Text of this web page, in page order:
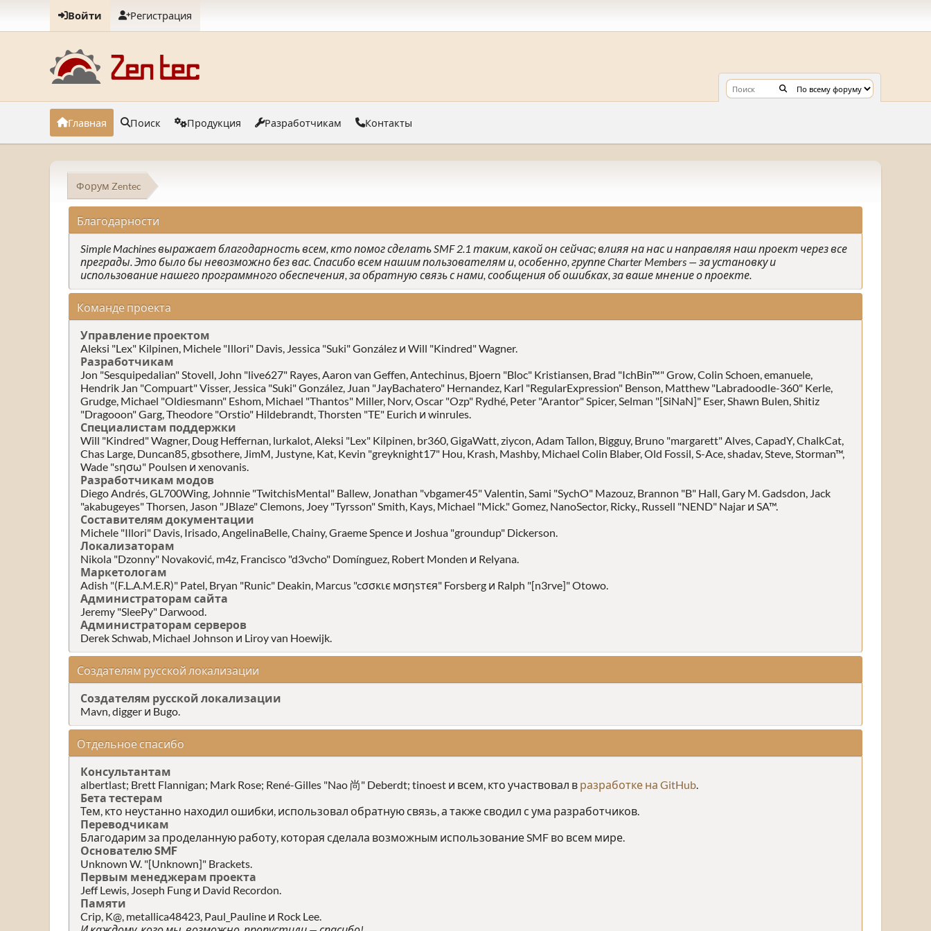
Войти Регистрация
Главная Поиск Продукция Разработчикам Контакты
Форум Zentec
Благодарности
Simple Machines выражает благодарность всем, кто помог сделать SMF 2.1 таким, какой он сейчас; влияя на нас и направляя наш проект через все
преграды. Это было бы невозможно без вас. Спасибо всем нашим пользователям и, особенно, группе Charter Members — за установку и
использование нашего программного обеспечения, за обратную связь с нами, сообщения об ошибках, за ваше мнение о проекте.
Команде проекта
Управление проектом
Aleksi "Lex" Kilpinen, Michele "Illori" Davis, Jessica "Suki" González и Will "Kindred" Wagner.
Разработчикам
Jon "Sesquipedalian" Stovell, John "live627" Rayes, Aaron van Geffen, Antechinus, Bjoern "Bloc" Kristiansen, Brad "IchBin™" Grow, Colin Schoen, emanuele,
Hendrik Jan "Compuart" Visser, Jessica "Suki" González, Juan "JayBachatero" Hernandez, Karl "RegularExpression" Benson, Matthew "Labradoodle-360" Kerle,
Grudge, Michael "Oldiesmann" Eshom, Michael "Thantos" Miller, Norv, Oscar "Ozp" Rydhé, Peter "Arantor" Spicer, Selman "[SiNaN]" Eser, Shawn Bulen, Shitiz
"Dragooon" Garg, Theodore "Orstio" Hildebrandt, Thorsten "TE" Eurich и winrules.
Специалистам поддержки
Will "Kindred" Wagner, Doug Heffernan, lurkalot, Aleksi "Lex" Kilpinen, br360, GigaWatt, ziycon, Adam Tallon, Bigguy, Bruno "margarett" Alves, CapadY, ChalkCat,
Chas Large, Duncan85, gbsothere, JimM, Justyne, Kat, Kevin "greyknight17" Hou, Krash, Mashby, Michael Colin Blaber, Old Fossil, S-Ace, shadav, Steve, Storman™,
Wade "sησω" Poulsen и xenovanis.
Разработчикам модов
Diego Andrés, GL700Wing, Johnnie "TwitchisMental" Ballew, Jonathan "vbgamer45" Valentin, Sami "SychO" Mazouz, Brannon "B" Hall, Gary M. Gadsdon, Jack
"akabugeyes" Thorsen, Jason "JBlaze" Clemons, Joey "Tyrsson" Smith, Kays, Michael "Mick." Gomez, NanoSector, Ricky., Russell "NEND" Najar и SA™.
Составителям документации
Michele "Illori" Davis, Irisado, AngelinaBelle, Chainy, Graeme Spence и Joshua "groundup" Dickerson.
Локализаторам
Nikola "Dzonny" Novaković, m4z, Francisco "d3vcho" Domínguez, Robert Monden и Relyana.
Маркетологам
Adish "(F.L.A.M.E.R)" Patel, Bryan "Runic" Deakin, Marcus "cσσкιє мσηѕтєя" Forsberg и Ralph "[n3rve]" Otowo.
Администраторам сайта
Jeremy "SleePy" Darwood.
Администраторам серверов
Derek Schwab, Michael Johnson и Liroy van Hoewijk.
Создателям русской локализации
Создателям русской локализации
Mavn, digger и Bugo.
Отдельное спасибо
Консультантам
albertlast; Brett Flannigan; Mark Rose; René-Gilles "Nao 尚" Deberdt; tinoest и всем, кто участвовал в разработке на GitHub.
Бета тестерам
Тем, кто неустанно находил ошибки, использовал обратную связь, а также сводил с ума разработчиков.
Переводчикам
Благодарим за проделанную работу, которая сделала возможным использование SMF во всем мире.
Основателю SMF
Unknown W. "[Unknown]" Brackets.
Первым менеджерам проекта
Jeff Lewis, Joseph Fung и David Recordon.
Памяти
Crip, K@, metallica48423, Paul_Pauline и Rock Lee.